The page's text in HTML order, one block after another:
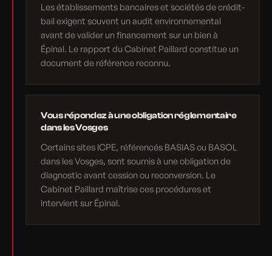
Les établissements bancaires et sociétés de crédit-
bail exigent souvent un audit environnemental
avant de valider un financement sur un bien à
Épinal. Le rapport du Cabinet Paillard constitue un
document de référence reconnu.
Vous répondez à une obligation réglementaire
dans les Vosges
Certains sites ICPE, référencés BASIAS ou BASOL
dans les Vosges, sont soumis à une obligation de
diagnostic avant cession ou reconversion. Le
Cabinet Paillard maîtrise ces procédures et
intervient sur Épinal.